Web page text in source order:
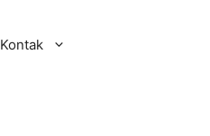
Kontak